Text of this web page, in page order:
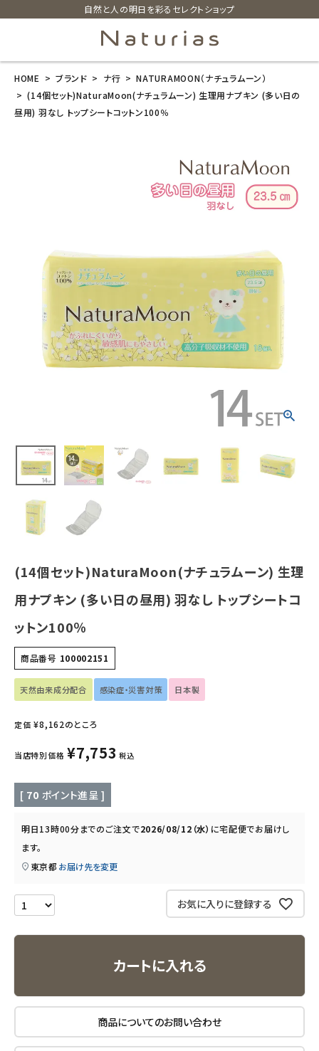
自然と人の明日を彩るセレクトショップ
search
(ナチュラムー
ン) 生理用ナプ
昼用) 羽なし ト
ップシートコッ
トン100％
(税込)
新商品
カテゴリーから探す
美容・コスメ・香水
フェムケア
インナー・下着・ナイトウェア
キッズ・ベビー・マタニティ
キッチン用品
ブランド
定期購入
ナチュラムーン
HOME ブランド ナ行
NATURAMOON（ナチュラムーン）
(14個セット)NaturaMoon(ナチュラムーン) 生理用ナプキン (多い日の
昼用) 羽なし トップシートコットン100％
(14個セット)NaturaMoon(ナチュラムーン) 生理
用ナプキン (多い日の昼用) 羽なし トップシートコ
ットン100％
商品番号 100002151
天然由来成分配合 感染症・災害対策 日本製
定価 ¥8,162のところ
当店特別価格 ¥7,753 税込
[ 70 ポイント進呈 ]
明日13時00分までのご注文で2026/08/12（水） に宅配便でお届けし
ます。
東京都 お届け先を変更
お気に入りに登録する
カートに入れる
商品についてのお問い合わせ